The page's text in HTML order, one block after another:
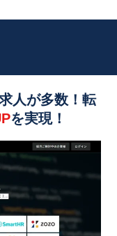
人が多数！転
を実現！